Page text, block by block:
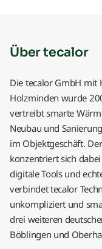
Über tecalor
Die tecalor GmbH mit
Holzminden wurde
vertreibt smarte
Neubau und
im Objektgeschäft.
konzentriert sich
digitale Tools und
verbindet tecalor
unkompliziert und
drei weiteren
Böblingen und